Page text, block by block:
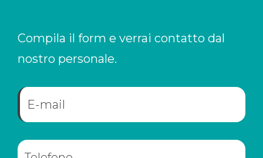
Compila il form e verrai contatto dal
nostro personale.